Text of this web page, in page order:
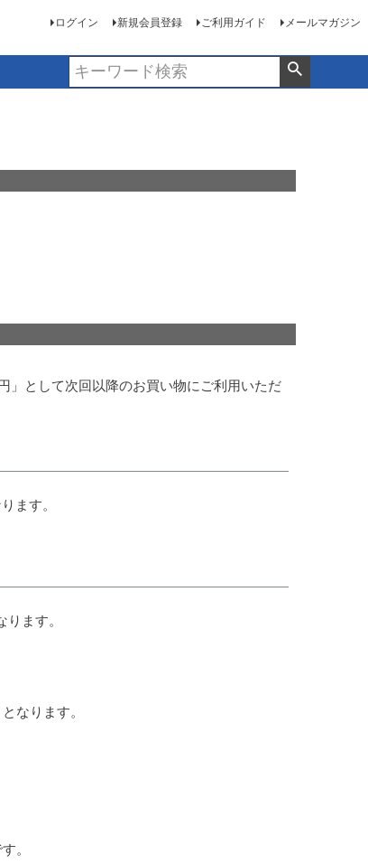
ログイン 新規会員登録 ご利用ガイド メールマガジン
」として次回以降のお買い物にご利用いただ
ます。
ます。
なります。
。